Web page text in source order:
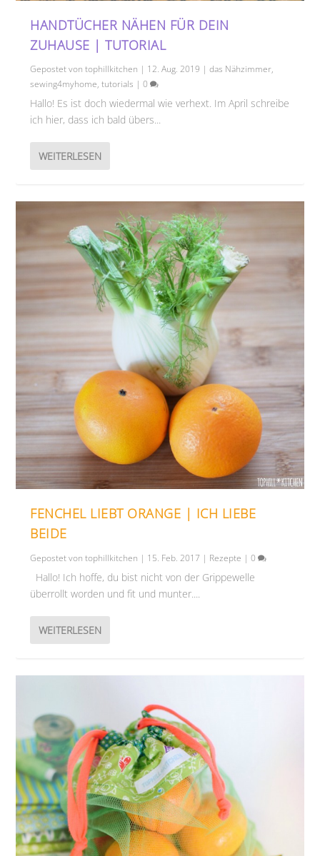
HANDTÜCHER NÄHEN FÜR DEIN
ZUHAUSE | TUTORIAL
Gepostet vontophillkitchen | 12. Aug. 2019 |das Nähzimmer,
sewing4myhome,tutorials |0
Hallo! Es ist doch wiedermal wie verhext. Im April schreibe
ich hier, dass ich bald übers...
WEITERLESEN
FENCHEL LIEBT ORANGE | ICH LIEBE
BEIDE
Gepostet vontophillkitchen | 15. Feb. 2017 | Rezepte |0
Hallo! Ich hoffe, du bist nicht von der Grippewelle
überrollt worden und fit und munter....
WEITERLESEN